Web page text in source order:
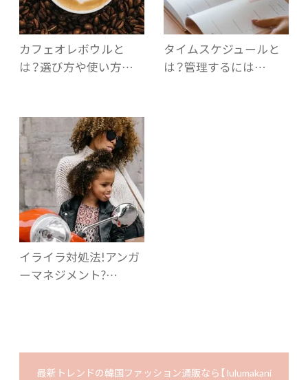
カフェオレボウルと
は？選び方や使い方…
タイムスケジュールと
は？管理するには…
イライラ対処法!アンガ
ーマネジメント?…
最新トレンドの韓国ファッション通販なら【 lulumakani